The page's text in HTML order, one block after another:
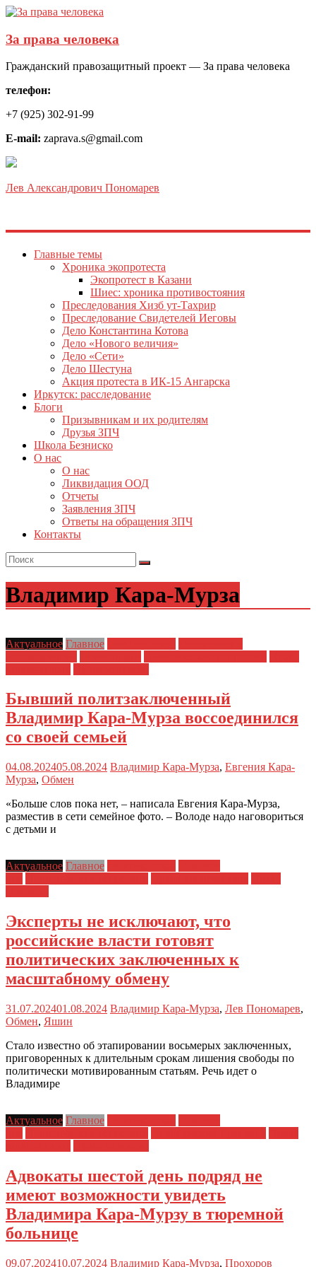
За права человека
Гражданский правозащитный проект — За права человека
телефон:
+7 (925) 302-91-99
E-mail: zaprava.s@gmail.com
Лев Александрович Пономарев
Главные темы
Хроника экопротеста
Экопротест в Казани
Шиес: хроника противостояния
Преследования Хизб ут-Тахрир
Преследование Свидетелей Иеговы
Дело Константина Котова
Дело «Нового величия»
Дело «Сети»
Дело Шестуна
Акция протеста в ИК-15 Ангарска
Иркутск: расследование
Блоги
Призывникам и их родителям
Друзья ЗПЧ
Школа Безниско
О нас
О нас
Ликвидация ООД
Отчеты
Заявления ЗПЧ
Ответы на обращения ЗПЧ
Контакты
Владимир Кара-Мурза
Актуальное Главное
Бывший политзаключенный
Владимир Кара-Мурза воссоединился
со своей семьей
04.08.202405.08.2024 Владимир Кара-Мурза, Евгения Кара-
Мурза, Обмен
«Больше слов пока нет, – написала Евгения Кара-Мурза,
разместив в сети семейное фото. – Володе надо наговориться
с детьми и
Актуальное Главное
Эксперты не исключают, что
российские власти готовят
политических заключенных к
масштабному обмену
31.07.202401.08.2024 Владимир Кара-Мурза, Лев Пономарев,
Обмен, Яшин
Стало известно об этапировании восьмерых заключенных,
приговоренных к длительным срокам лишения свободы по
политически мотивированным статьям. Речь идет о
Владимире
Актуальное Главное
Адвокаты шестой день подряд не
имеют возможности увидеть
Владимира Кара-Мурзу в тюремной
больнице
09.07.202410.07.2024 Владимир Кара-Мурза, Прохоров